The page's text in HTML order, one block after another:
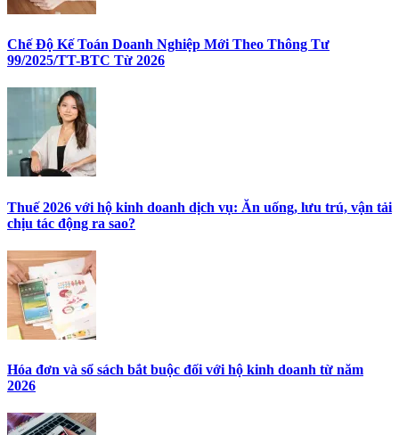
Chế Độ Kế Toán Doanh Nghiệp Mới Theo Thông Tư
99/2025/TT-BTC Từ 2026
Thuế 2026 với hộ kinh doanh dịch vụ: Ăn uống, lưu trú, vận tải
chịu tác động ra sao?
Hóa đơn và sổ sách bắt buộc đối với hộ kinh doanh từ năm
2026